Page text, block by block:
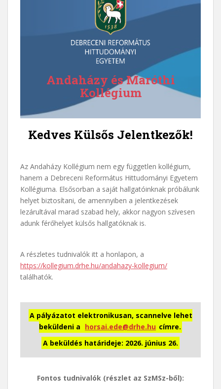
Andaházy és Maróthi
Kollégium
Kedves Külsős Jelentkezők!
Az Andaházy Kollégium nem egy független kollégium,
hanem a Debreceni Református Hittudományi Egyetem
Kollégiuma. Elsősorban a saját hallgatóinknak próbálunk
helyet biztosítani, de amennyiben a jelentkezések
lezárultával marad szabad hely, akkor nagyon szívesen
adunk férőhelyet külsős hallgatóknak is.
A részletes tudnivalók itt a honlapon, a
https://kollegium.drhe.hu/andahazy-kollegium/
találhatók.
A pályázatot elektronikusan, scannelve lehet
beküldeni a horsai.ede@drhe.hu címre.
A beküldés határideje: 2026. június 26.
Fontos tudnivalók (részlet az SzMSz-ből):